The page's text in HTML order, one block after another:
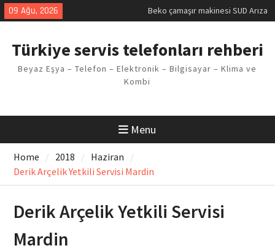
Skip
to
09 Ağu, 2026
Beko çamaşır makinesi SUD Arıza
Kodu
Kodu
Arızası Çözümü
E02 Arıza Kodu Regal kombi
Viessmann kombi F3 Hatası
Çözüm Yöntemleri
Türkiye servis telefonları rehberi
Beyaz Eşya – Telefon – Elektronik – Bilgisayar – Klima ve
Kombi
Menu
Home 2018
Haziran
Derik Arçelik Yetkili Servisi Mardin
Derik Arçelik Yetkili Servisi
Mardin